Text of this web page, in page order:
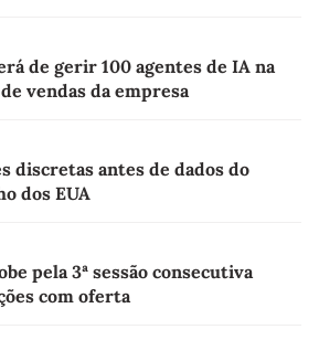
de gerir 100 agentes de IA na
vendas da empresa
discretas antes de dados do
dos EUA
pela 3ª sessão consecutiva
com oferta